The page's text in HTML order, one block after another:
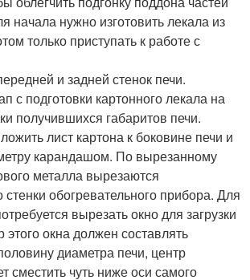
начала нужно изготовить лекала из
только приступать к работе с
и задней стенок печи.
с подготовки картонного лекала на
получившихся габаритов печи.
лист картона к боковине печи и
карандашом. По вырезанному
металла вырезаются
обогревательного прибора. Для
вырезать окно для загрузки
окна должен составлять
диаметра печи, центр
сместить чуть ниже оси самого